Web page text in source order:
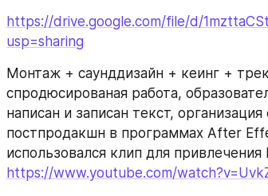
https://drive.google.com/file/d/
usp=sharing
Монтаж + саунддизайн + кеинг +
спродюсированая работа,
написан и записан текст,
постпродакшн в программах After
использовался клип для
https://www.youtube.com/